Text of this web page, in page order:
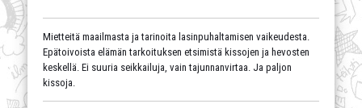
Mietteitä maailmasta ja tarinoita lasinpuhaltamisen vaikeudesta.
Epätoivoista elämän tarkoituksen etsimistä kissojen ja hevosten
keskellä. Ei suuria seikkailuja, vain tajunnanvirtaa. Ja paljon
kissoja.